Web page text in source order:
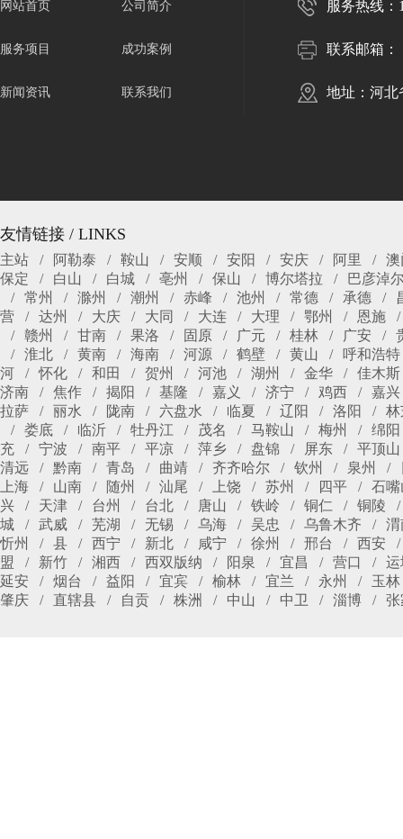
网站首页 公司简介
服务项目 成功案例
新闻资讯 联系我们
服务热线：
联系邮箱：
地址：河北
友情链接 / LINKS
主站 阿勒泰 鞍山 安顺 安阳 安庆 阿里
澳
保定
白山 白城 亳州 保山 博尔塔拉
巴彦淖
常州
滁州 潮州 赤峰 池州 常德 承德
营
达州 大庆 大同 大连 大理 鄂州
恩施
赣州
甘南 果洛 固原 广元 桂林 广安
淮北
黄南 海南 河源 鹤壁 黄山
呼和浩特
河
怀化 和田 贺州 河池 湖州 金华
佳木斯
济南
焦作 揭阳 基隆 嘉义 济宁 鸡西
嘉兴
拉萨
丽水 陇南 六盘水 临夏 辽阳 洛阳
林
娄底
临沂 牡丹江 茂名 马鞍山 梅州
绵阳
充
宁波 南平 平凉 萍乡 盘锦 屏东
平顶山
清远
黔南 青岛 曲靖 齐齐哈尔 钦州 泉州
上海
山南 随州 汕尾 上饶 苏州 四平
石嘴
兴
天津 台州 台北 唐山 铁岭 铜仁
铜陵
城
武威 芜湖 无锡 乌海 吴忠 乌鲁木齐
渭
忻州
县 西宁 新北 咸宁 徐州 邢台
西安
盟
新竹 湘西 西双版纳 阳泉 宜昌 营口
运
延安
烟台 益阳 宜宾 榆林 宜兰 永州
玉林
肇庆
直辖县 自贡 株洲 中山 中卫 淄博 张